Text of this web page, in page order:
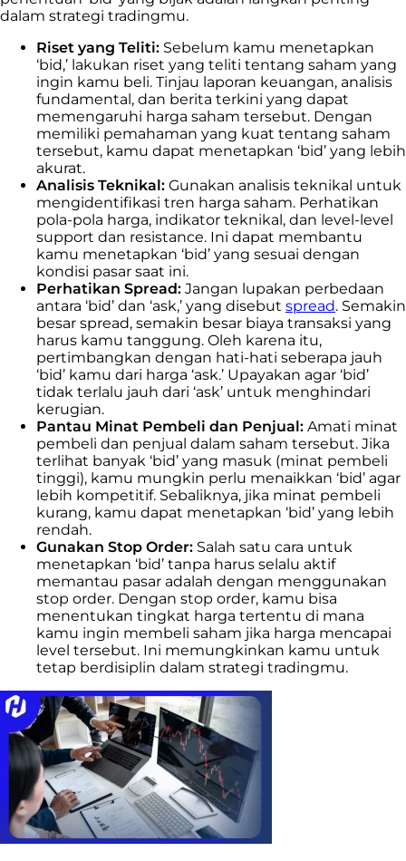
dalam strategi tradingmu.
Riset yang Teliti: Sebelum kamu menetapkan
‘bid,’ lakukan riset yang teliti tentang saham yang
ingin kamu beli. Tinjau laporan keuangan, analisis
fundamental, dan berita terkini yang dapat
memengaruhi harga saham tersebut. Dengan
memiliki pemahaman yang kuat tentang saham
tersebut, kamu dapat menetapkan ‘bid’ yang lebih
akurat.
Analisis Teknikal: Gunakan analisis teknikal untuk
mengidentifikasi tren harga saham. Perhatikan
pola-pola harga, indikator teknikal, dan level-level
support dan resistance. Ini dapat membantu
kamu menetapkan ‘bid’ yang sesuai dengan
kondisi pasar saat ini.
Perhatikan Spread: Jangan lupakan perbedaan
antara ‘bid’ dan ‘ask,’ yang disebut spread. Semakin
besar spread, semakin besar biaya transaksi yang
harus kamu tanggung. Oleh karena itu,
pertimbangkan dengan hati-hati seberapa jauh
‘bid’ kamu dari harga ‘ask.’ Upayakan agar ‘bid’
tidak terlalu jauh dari ‘ask’ untuk menghindari
kerugian.
Pantau Minat Pembeli dan Penjual: Amati minat
pembeli dan penjual dalam saham tersebut. Jika
terlihat banyak ‘bid’ yang masuk (minat pembeli
tinggi), kamu mungkin perlu menaikkan ‘bid’ agar
lebih kompetitif. Sebaliknya, jika minat pembeli
kurang, kamu dapat menetapkan ‘bid’ yang lebih
rendah.
Gunakan Stop Order: Salah satu cara untuk
menetapkan ‘bid’ tanpa harus selalu aktif
memantau pasar adalah dengan menggunakan
stop order. Dengan stop order, kamu bisa
menentukan tingkat harga tertentu di mana
kamu ingin membeli saham jika harga mencapai
level tersebut. Ini memungkinkan kamu untuk
tetap berdisiplin dalam strategi tradingmu.